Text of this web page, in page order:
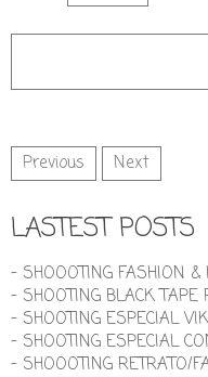
Previous Next
LASTEST POSTS
- SHOOOTING FASHION &
- SHOOTING BLACK TAPE
- SHOOTING ESPECIAL
- SHOOTING ESPECIAL
- SHOOOTING RETRATO/